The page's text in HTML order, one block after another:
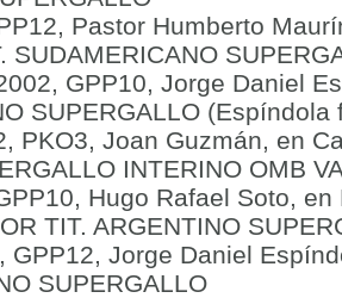
Pastor Humberto
SUDAMERICANO
GPP10, Jorge Daniel
SUPERGALLO
PKO3, Joan Guzmán, en
INTERINO OMB
Hugo Rafael Soto,
TIT. ARGENTINO
GPP12, Jorge Daniel
SUPERGALLO